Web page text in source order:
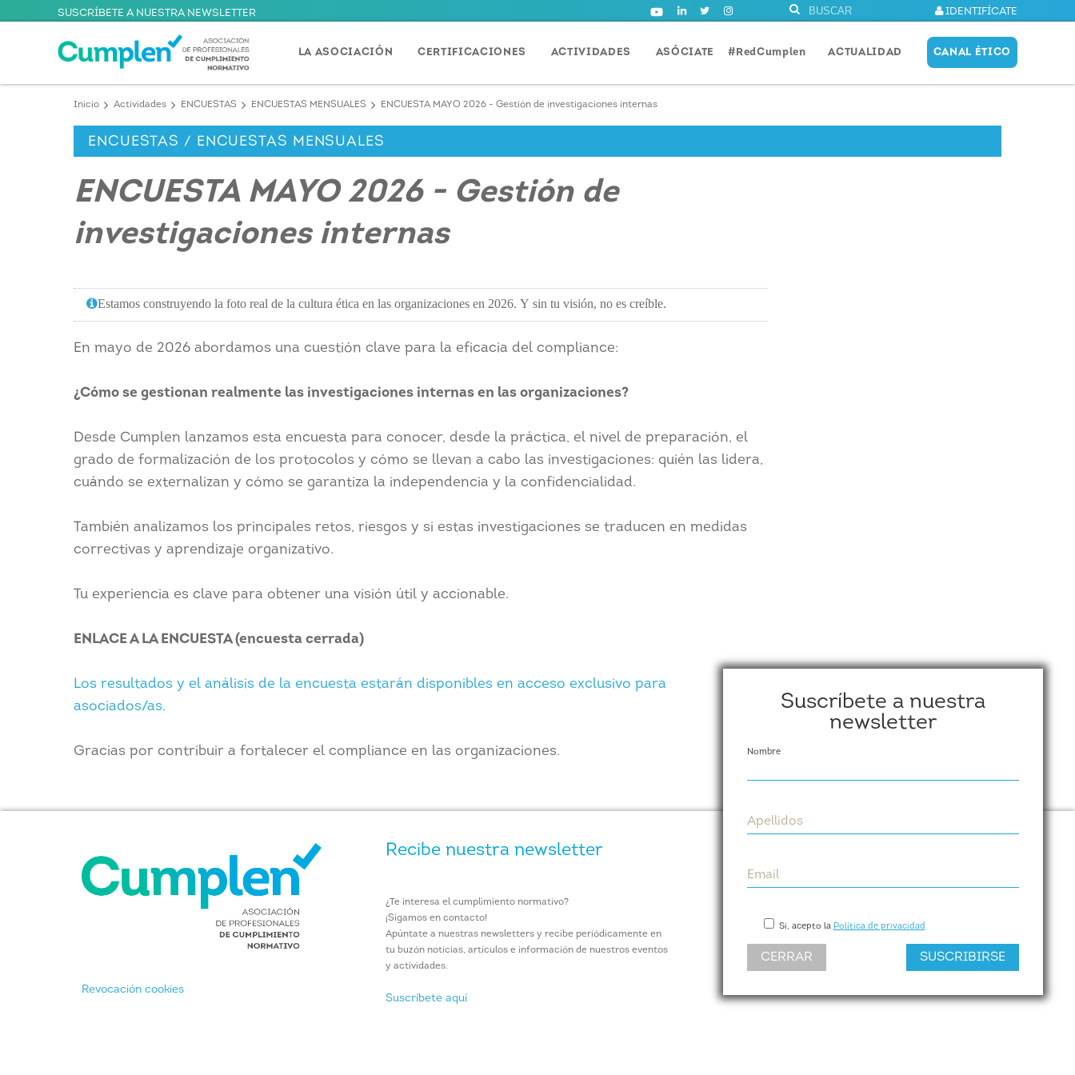
SUSCRÍBETE A NUESTRA NEWSLETTER IDENTIFÍCATE
LA ASOCIACIÓN CERTIFICACIONES ACTIVIDADES ASÓCIATE #RedCumplen ACTUALIDAD CANAL ÉTICO
Inicio Actividades ENCUESTAS ENCUESTAS MENSUALES ENCUESTA MAYO 2026 - Gestión de investigaciones internas
ENCUESTAS / ENCUESTAS MENSUALES
ENCUESTA MAYO 2026 - Gestión de
investigaciones internas
Estamos construyendo la foto real de la cultura ética en las organizaciones en 2026. Y sin tu visión, no es creíble.
En mayo de 2026 abordamos una cuestión clave para la eficacia del compliance:
¿Cómo se gestionan realmente las investigaciones internas en las organizaciones?
Desde Cumplen lanzamos esta encuesta para conocer, desde la práctica, el nivel de preparación, el
grado de formalización de los protocolos y cómo se llevan a cabo las investigaciones: quién las lidera,
cuándo se externalizan y cómo se garantiza la independencia y la confidencialidad.
También analizamos los principales retos, riesgos y si estas investigaciones se traducen en medidas
correctivas y aprendizaje organizativo.
Tu experiencia es clave para obtener una visión útil y accionable.
ENLACE A LA ENCUESTA (encuesta cerrada)
Los resultados y el análisis de la encuesta estarán disponibles en acceso exclusivo para
asociados/as.
Gracias por contribuir a fortalecer el compliance en las organizaciones.
Suscríbete a nuestra
newsletter
Nombre
Apellidos
Email
Si, acepto la Política de privacidad
CERRAR SUSCRIBIRSE
Revocación cookies
Recibe nuestra newsletter
¿Te interesa el cumplimiento normativo?
¡Sigamos en contacto!
Apúntate a nuestras newsletters y recibe periódicamente en
tu buzón noticias, artículos e información de nuestros eventos
y actividades.
Suscríbete aquí
info@cumplen.com